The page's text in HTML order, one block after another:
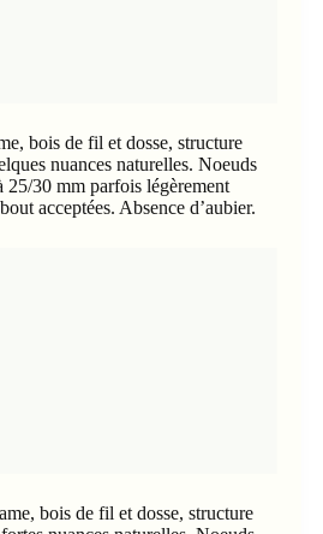
bois de fil et dosse, structure
nuances naturelles. Noeuds
25/30 mm parfois légèrement
acceptées. Absence d’aubier.
bois de fil et dosse, structure